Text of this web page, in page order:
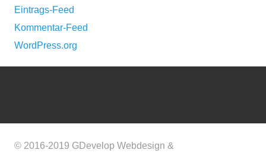
Eintrags-Feed
Kommentar-Feed
WordPress.org
© 2016-2019 GDevelop Webdesign &